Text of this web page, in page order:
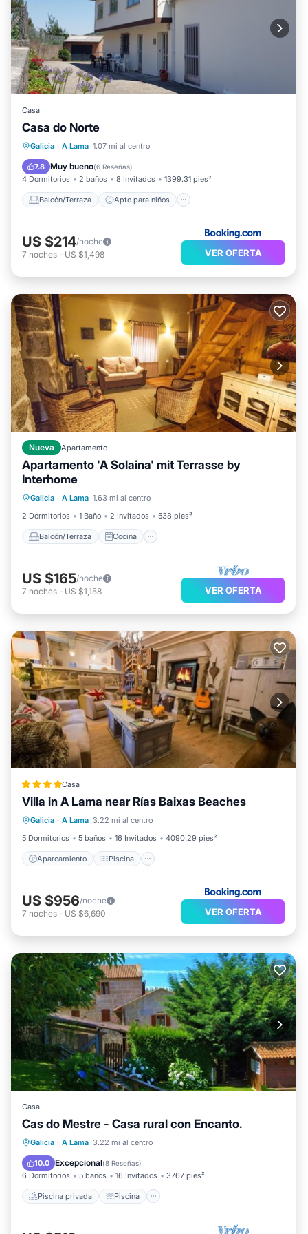
Casa
Casa do Norte
Galicia · A Lama 1.07 mi al centro
7.8 Muy bueno(6 Reseñas)
4 Dormitorios 2 baños 8 Invitados 1399.31 pies²
Balcón/Terraza Apto para niños
Balcón/Terraza
Seguridad/Protección
US $214/noche
7 noches - US $1,498 VER OFERTA
Nueva Apartamento
Apartamento 'A Solaina' mit Terrasse by
Interhome
Galicia · A Lama 1.63 mi al centro
2 Dormitorios
1 Baño 2 Invitados 538 pies²
Balcón/Terraza Cocina
Balcón/Terraza
Se admiten mascotas
US $165/noche
7 noches - US $1,158 VER OFERTA
Casa
Villa in A Lama near Rías Baixas Beaches
Galicia · A Lama 3.22 mi al centro
5 Dormitorios
5 baños 16 Invitados 4090.29 pies²
Aparcamiento Piscina
Aparcamiento
Piscina
Balcón/Terraza
Vistas
US $956/noche
7 noches - US $6,690 VER OFERTA
Casa
Cas do Mestre - Casa rural con Encanto.
Galicia · A Lama 3.22 mi al centro
10.0 Excepcional(8 Reseñas)
6 Dormitorios 5 baños 16 Invitados 3767 pies²
Piscina privada Piscina
Piscina privada
Piscina
Balcón/Terraza